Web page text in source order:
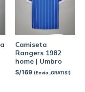
Camiseta
Rangers 1982
home | Umbro
S/169 (Envío ¡GRATIS!)